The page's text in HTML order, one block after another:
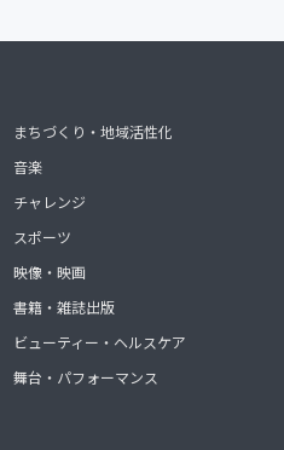
まちづくり・地域活性化
音楽
チャレンジ
スポーツ
映像・映画
書籍・雑誌出版
ビューティー・ヘルスケア
舞台・パフォーマンス